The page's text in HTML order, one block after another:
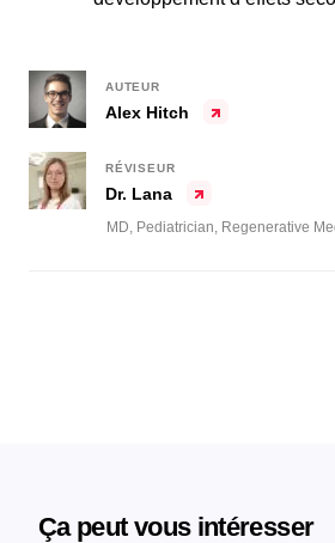
Alex Hitch
AUTEUR
Dr. Lana
RÉVISEUR
MD, Pediatrician, Regenerative
Ça peut vous intéresser